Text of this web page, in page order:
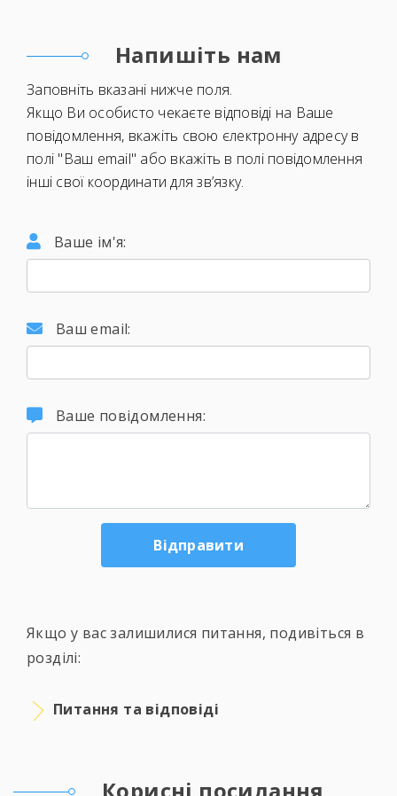
Напишіть нам
Заповніть вказані нижче поля.
Якщо Ви особисто чекаєте відповіді на Ваше
повідомлення, вкажіть свою єлектронну адресу в
полі "Ваш email" або вкажіть в полі повідомлення
інші свої координати для зв’язку.
Ваше ім'я:
Ваш email:
Ваше повідомлення:
Якщо у вас залишилися питання, подивіться в
розділі:
Питання та відповіді